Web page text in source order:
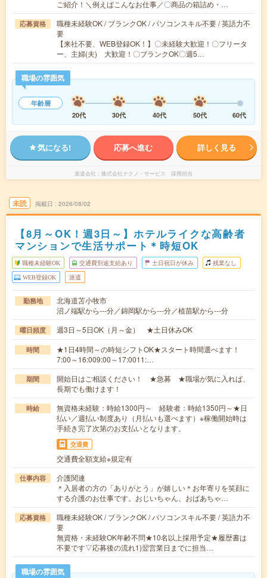
ご紹介！＼例えばこんなお仕事／〇商品の箱詰め・…
応募資格
職種未経験OK / ブランクOK / パソコンスキル不要 / 英語力不
要
【来社不要、WEB登録OK！】〇未経験大歓迎！〇フリータ
ー、主婦(夫) 大歓迎！〇ブランクOK〇週5…
職場の雰囲気
年齢層
20代
30代 40代 50代 60代
気になる! 応募へ進む 詳しく見る
派遣会社 株式会社テクノ・サービス 採用担当
未読 掲載日 2026/08/02
【8月～OK！週3日～】ホテルライクな高齢者
マンションで生活サポート＊時短OK
職種未経験OK 交通費別途支給あり 土日祝日が休み 残業なし
WEB登録OK 派遣
勤務地
北海道苫小牧市
沼ノ端駅から---分／錦岡駅から---分／植苗駅から---分
曜日頻度 週3日～5日OK（月～金） ★土日休みOK
時間
★1日4時間～の時短シフトOK★スタート時間選べます！
7:00～16:009:00～17:0011:…
期間
開始日はご相談ください！ ★急募 ★職場が気に入れば、
長期でも働けます！
時給
無資格未経験：時給1300円～ 経験者：時給1350円～★日
払い／週払い制度あり（月払いも選べます）※稼働開始時は
手続き完了次第のお支払いとなります。
交通費
交通費全額支給※規定有
仕事内容
介護関連
＊入居者の方の「ありがとう」が嬉しい＊お年寄りを笑顔に
する介護のお仕事です。おじいちゃん、おばあちゃ…
応募資格
職種未経験OK / ブランクOK / パソコンスキル不要 / 英語力不
要
無資格・未経験OK年齢不問★10名以上採用予定★履歴書は
不要です▽応募後の流れ1)翌営業日までに担当…
職場の雰囲気